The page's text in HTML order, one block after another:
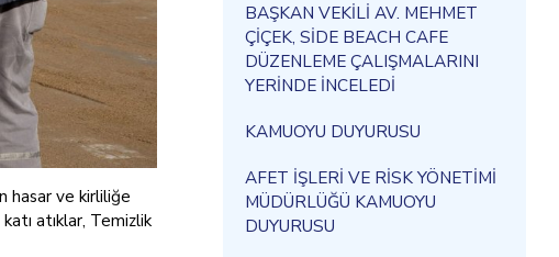
hasar ve kirliliğe
atıklar, Temizlik
BAŞKAN VEKİLİ AV. MEHMET
ÇİÇEK, SİDE BEACH CAFE
DÜZENLEME ÇALIŞMALARINI
YERİNDE İNCELEDİ
KAMUOYU DUYURUSU
AFET İŞLERİ VE RİSK YÖNETİMİ
MÜDÜRLÜĞÜ KAMUOYU
DUYURUSU